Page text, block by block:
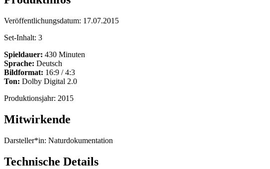
Veröffentlichungsdatum: 17.07.2015
Set-Inhalt: 3
Spieldauer: 430 Minuten
Sprache: Deutsch
Bildformat: 16:9 / 4:3
Ton: Dolby Digital 2.0
Produktionsjahr: 2015
Mitwirkende
Darsteller*in: Naturdokumentation
Technische Details